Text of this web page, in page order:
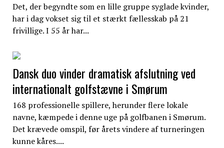
Det, der begyndte som en lille gruppe syglade kvinder,
har i dag vokset sig til et stærkt fællesskab på 21
frivillige. I 55 år har...
Dansk duo vinder dramatisk afslutning ved
internationalt golfstævne i Smørum
168 professionelle spillere, herunder flere lokale
navne, kæmpede i denne uge på golfbanen i Smørum.
Det krævede omspil, før årets vindere af turneringen
kunne kåres....